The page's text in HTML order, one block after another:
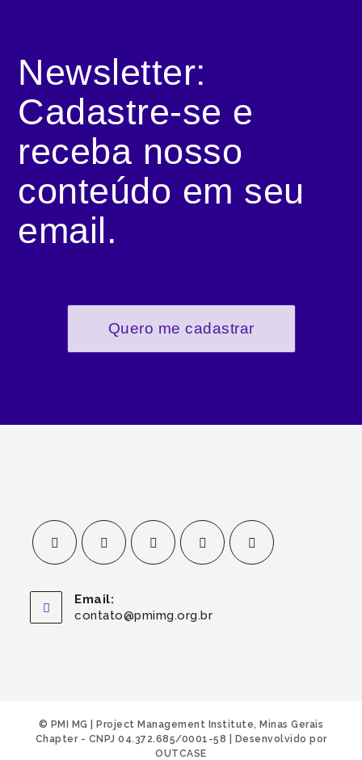
Newsletter:
Cadastre-se e
receba nosso
conteúdo em seu
email.
Quero me cadastrar
Email:
contato@pmimg.org.br
© PMI MG | Project Management Institute, Minas Gerais
Chapter - CNPJ 04.372.685/0001-58 |
Desenvolvido por
OUTCASE